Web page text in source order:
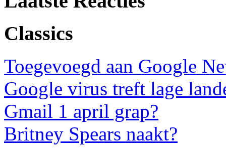
Classics
Toegevoegd aan Google
Google virus treft lage
Gmail 1 april grap?
Britney Spears naakt?